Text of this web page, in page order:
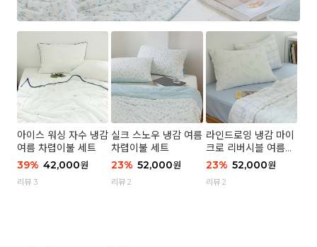
아이스 워싱 자수 냉감
여름 차렵이불 세트
39% 42,000원
리뷰 3
실크 스노우 냉감 여름
차렵이불 세트
23% 52,000원
리뷰 2
라인드로잉 냉감 마이
크로 리버시블 여름이
불 세트
23% 52,000원
리뷰 2